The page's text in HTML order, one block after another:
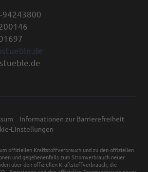
94243800
Informationen zur Barrierefreiheit
Einstellungen
offiziellen Kraftstoffverbrauch und zu den offiziellen
und gegebenenfalls zum Stromverbrauch neuer
über den offiziellen Kraftstoffverbrauch, die